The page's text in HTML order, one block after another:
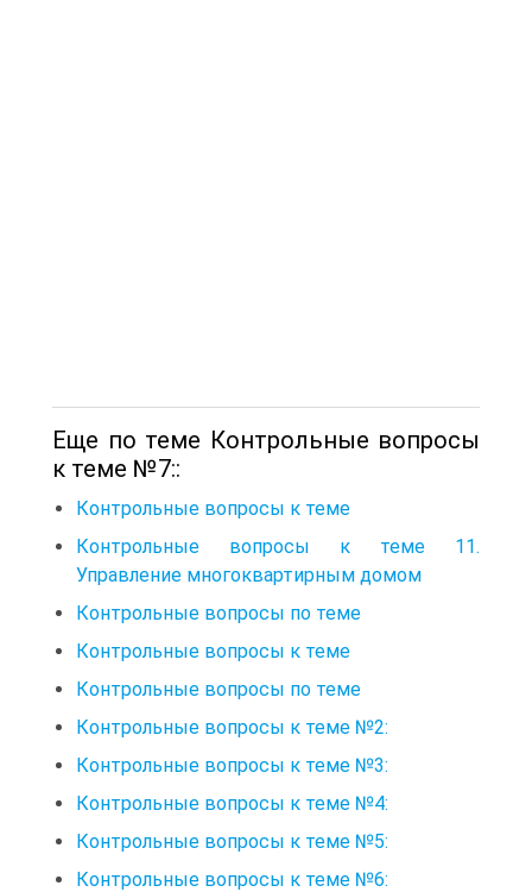
Еще по теме Контрольные вопросы
к теме №7::
Контрольные вопросы к теме
Контрольные вопросы к теме 11.
Управление многоквартирным домом
Контрольные вопросы по теме
Контрольные вопросы к теме
Контрольные вопросы по теме
Контрольные вопросы к теме №2:
Контрольные вопросы к теме №3:
Контрольные вопросы к теме №4:
Контрольные вопросы к теме №5:
Контрольные вопросы к теме №6: